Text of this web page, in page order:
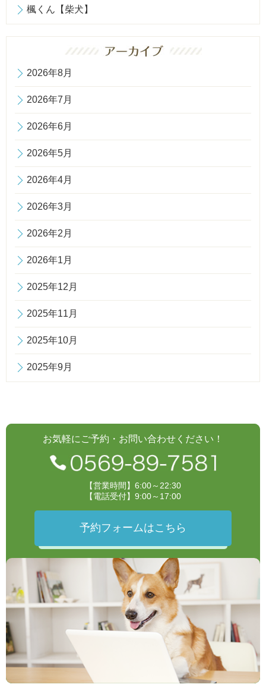
楓くん【柴犬】
2026年8月
2026年7月
2026年6月
2026年5月
2026年4月
2026年3月
2026年2月
2026年1月
2025年12月
2025年11月
2025年10月
2025年9月
お気軽にご予約・お問い合わせください！
【営業時間】6:00～22:30
【電話受付】9:00～17:00
予約フォームはこちら